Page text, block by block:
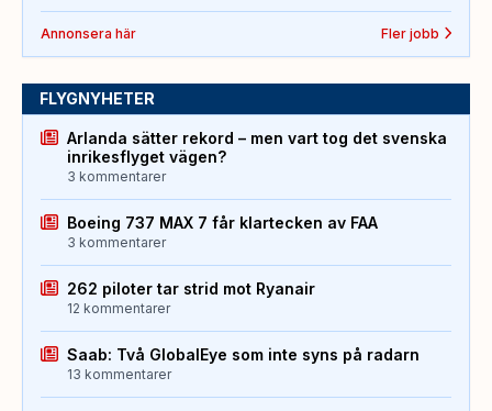
Annonsera här Fler jobb
FLYGNYHETER
Arlanda sätter rekord – men vart tog det svenska
inrikesflyget vägen?
3 kommentarer
Boeing 737 MAX 7 får klartecken av FAA
3 kommentarer
262 piloter tar strid mot Ryanair
12 kommentarer
Saab: Två GlobalEye som inte syns på radarn
13 kommentarer